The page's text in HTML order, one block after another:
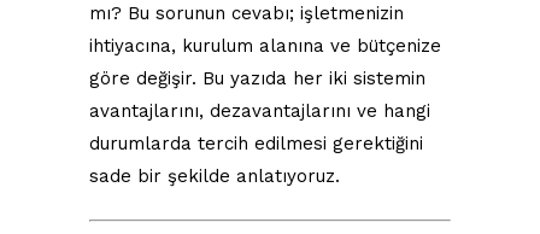
mı? Bu sorunun cevabı; işletmenizin
ihtiyacına, kurulum alanına ve bütçenize
göre değişir. Bu yazıda her iki sistemin
avantajlarını, dezavantajlarını ve hangi
durumlarda tercih edilmesi gerektiğini
sade bir şekilde anlatıyoruz.